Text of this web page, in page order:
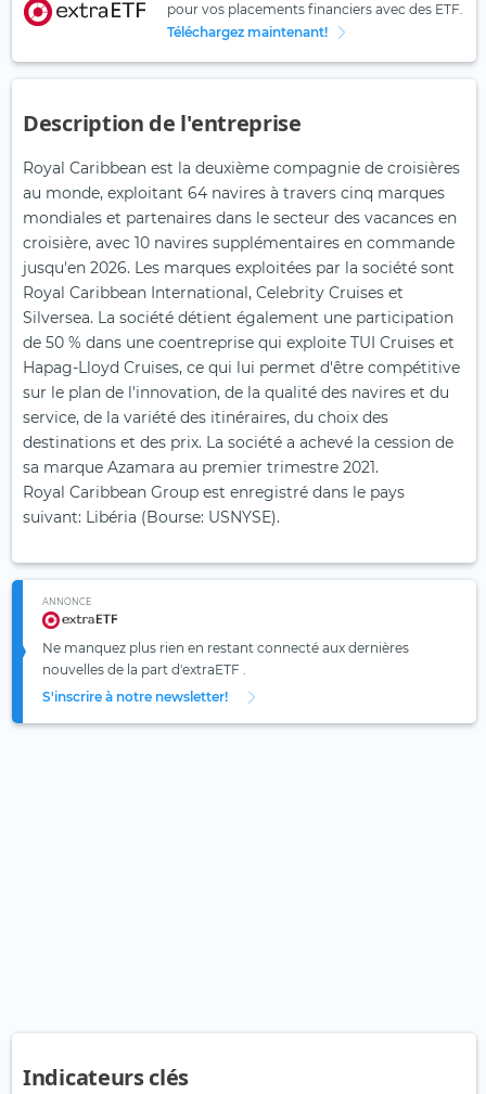
pour vos placements financiers avec des ETF.
Téléchargez maintenant!
Description de l'entreprise
Royal Caribbean est la deuxième compagnie de croisières
au monde, exploitant 64 navires à travers cinq marques
mondiales et partenaires dans le secteur des vacances en
croisière, avec 10 navires supplémentaires en commande
jusqu'en 2026. Les marques exploitées par la société sont
Royal Caribbean International, Celebrity Cruises et
Silversea. La société détient également une participation
de 50 % dans une coentreprise qui exploite TUI Cruises et
Hapag-Lloyd Cruises, ce qui lui permet d'être compétitive
sur le plan de l'innovation, de la qualité des navires et du
service, de la variété des itinéraires, du choix des
destinations et des prix. La société a achevé la cession de
sa marque Azamara au premier trimestre 2021.
Royal Caribbean Group est enregistré dans le pays
suivant: Libéria (Bourse: USNYSE).
ANNONCE
Ne manquez plus rien en restant connecté aux dernières
nouvelles de la part d'extraETF .
S'inscrire à notre newsletter!
Indicateurs clés